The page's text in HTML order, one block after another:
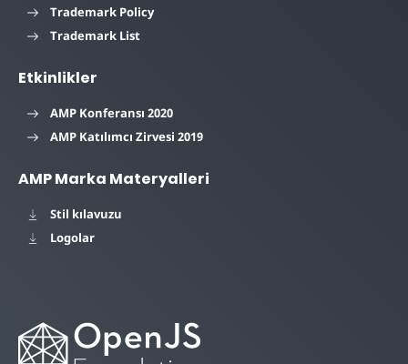
Trademark Policy
Trademark List
Etkinlikler
AMP Konferansı 2020
AMP Katılımcı Zirvesi 2019
AMP Marka Materyalleri
Stil kılavuzu
Logolar